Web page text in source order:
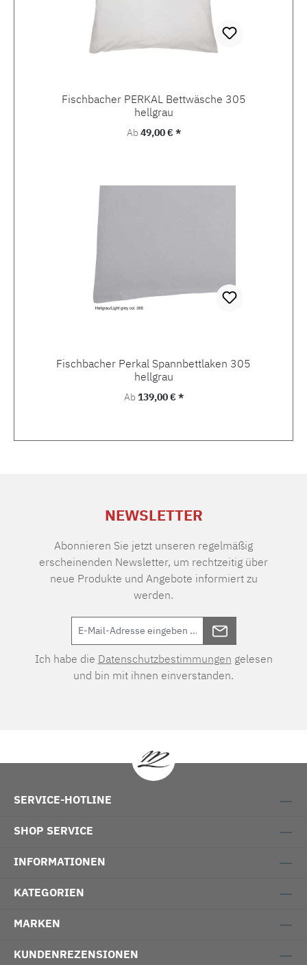
Fischbacher PERKAL Bettwäsche 305
hellgrau
Regulärer Preis:
Ab49,00 € *
Fischbacher Perkal Spannbettlaken 305
hellgrau
Regulärer Preis:
Ab139,00 € *
NEWSLETTER
Abonnieren Sie jetzt unseren regelmäßig
erscheinenden Newsletter, um rechtzeitig über
neue Produkte und Angebote informiert zu
werden.
Ich habe die Datenschutzbestimmungen gelesen
und bin mit ihnen einverstanden.
SERVICE-HOTLINE
SHOP SERVICE
INFORMATIONEN
KATEGORIEN
MARKEN
KUNDENREZENSIONEN